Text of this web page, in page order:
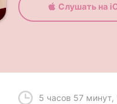
Слушать на
5 часов 57 минут,